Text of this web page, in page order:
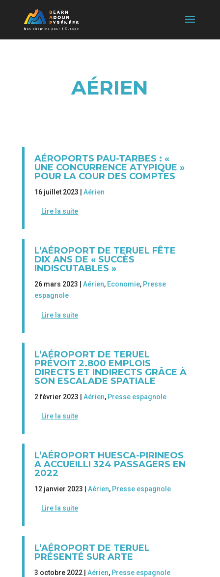
AÉRIEN
AÉROPORTS PAU-TARBES : «
UNE CONCURRENCE ATYPIQUE »
POUR LA COUR DES COMPTES
16 juillet 2023 | Aérien
Lire la suite
L’AÉROPORT DE TERUEL FÊTE
DIX ANS DE « SUCCÈS
INDISCUTABLES »
26 mars 2023 | Aérien, Economie, Presse
espagnole
Lire la suite
L’AÉROPORT DE TERUEL
PRÉVOIT 2.800 EMPLOIS
DIRECTS ET INDIRECTS GRÂCE À
SON ESCALADE SPATIALE
2 février 2023 | Aérien, Presse espagnole
Lire la suite
L’AÉROPORT HUESCA-PIRINEOS
A ACCUEILLI 324 PASSAGERS EN
2022
12 janvier 2023 | Aérien, Presse espagnole
Lire la suite
L’AÉROPORT DE TERUEL
PRÉSENTÉ SUR ARTE
3 octobre 2022 | Aérien, Presse espagnole